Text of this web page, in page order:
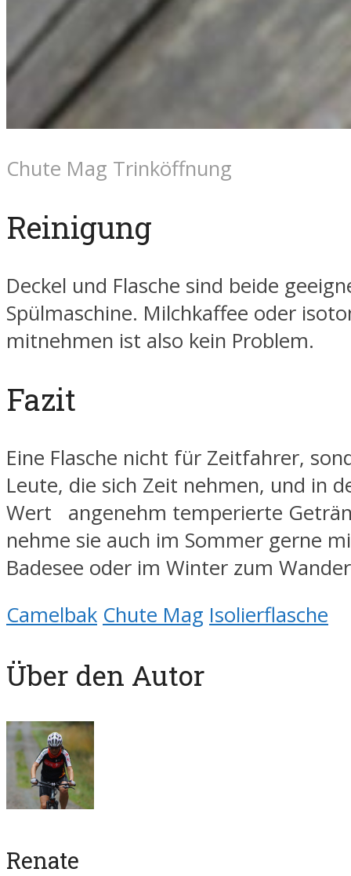
Chute Mag Trinköffnung
Reinigung
Deckel und Flasche sind beide
Spülmaschine. Milchkaffee oder
mitnehmen ist also kein Problem.
Fazit
Eine Flasche nicht für Zeitfahrer,
Leute, die sich Zeit nehmen, und in
Wert angenehm temperierte
nehme sie auch im Sommer gerne
Badesee oder im Winter zum
Camelbak Chute Mag Isolierflasche
Über den Autor
Renate